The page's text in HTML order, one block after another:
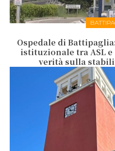
Ospedale di
istituzionale tra ASL e
verità sulla